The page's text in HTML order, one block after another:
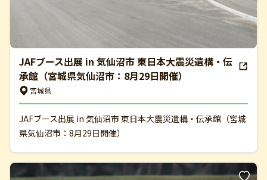
JAFブース出展 in 気仙沼市 東日本大震災遺構・伝
承館（宮城県気仙沼市：8月29日開催）
宮城県
JAFブース出展 in 気仙沼市 東日本大震災遺構・伝承館（宮城
県気仙沼市：8月29日開催）